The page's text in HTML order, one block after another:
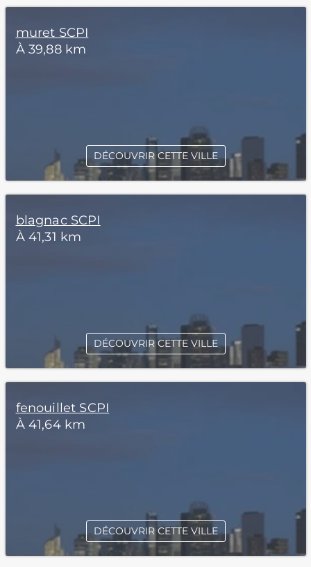
muret SCPI
À 39,88 km
DÉCOUVRIR CETTE VILLE
blagnac SCPI
À 41,31 km
DÉCOUVRIR CETTE VILLE
fenouillet SCPI
À 41,64 km
DÉCOUVRIR CETTE VILLE